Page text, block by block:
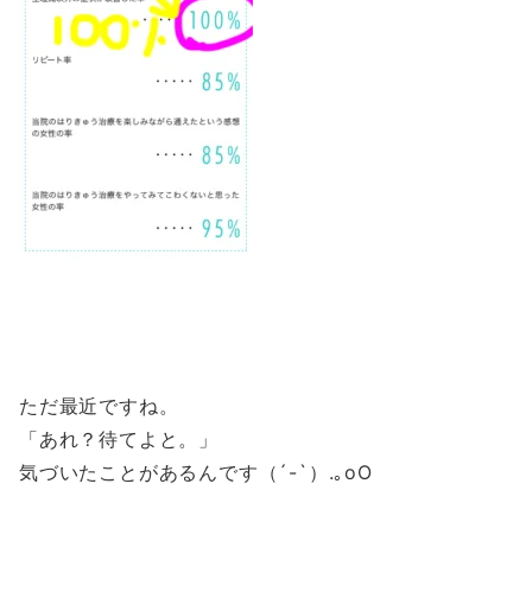
ただ最近ですね。
「あれ？待てよと。」
気づいたことがあるんです（´-`）.｡oO